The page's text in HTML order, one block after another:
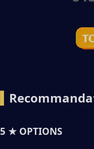
5 ★ OPTIONS